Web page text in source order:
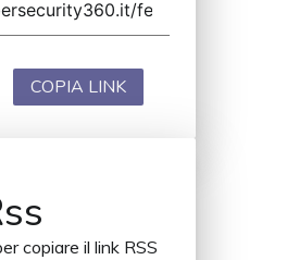
COPIA LINK
copiare il link RSS